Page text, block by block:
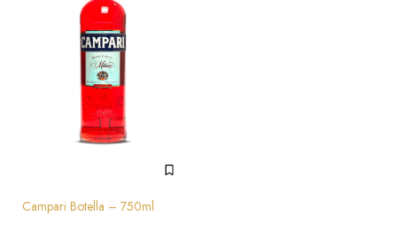
Campari Botella – 750ml